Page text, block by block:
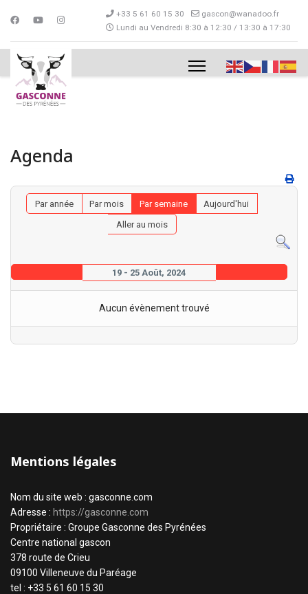
+33 5 61 60 15 30
gascon@wanadoo.fr
Lundi au Vendredi 8:30 à 12:30 / 13:30 à 17:30
Agenda
Par année Par mois Par semaine
Aujourd'hui
Aller au mois
19 - 25 Août, 2024
Aucun évènement trouvé
Mentions légales
Nom du site web : gasconne.com
Adresse : https://gasconne.com
Propriétaire : Groupe Gasconne des Pyrénées
Centre national gascon
378 route de Crieu
09100 Villeneuve du Paréage
tel : +33 5 61 60 15 30